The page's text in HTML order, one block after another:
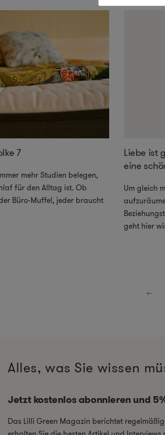
7
mehr Studien belegen,
für den Alltag ist. Ob
Büro-Muffel, jeder braucht
Liebe ist
eine
Um gleich
geht hier
←
Alles, was Sie wissen
Jetzt kostenlos abonnieren und
Das Lilli Green Magazin berichtet